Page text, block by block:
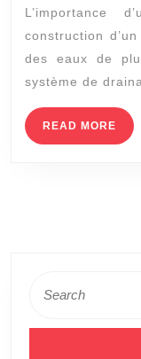
L’importance
construction
des eaux de
système de
READ MORE
for: